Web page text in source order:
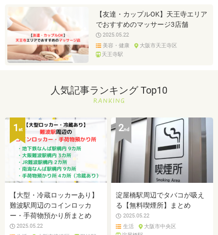
【友達・カップルOK】天王寺エリア
でおすすめのマッサージ3店舗
2025.05.22
美容・健康
大阪市天王寺区
天王寺駅
人気記事ランキング Top10
1 st
【大型・冷蔵ロッカーあり】
難波駅周辺のコインロッカ
ー・手荷物預かり所まとめ
2025.05.22
2nd
淀屋橋駅周辺でタバコが吸え
る【無料喫煙所】まとめ
2025.05.22
生活
大阪市中央区